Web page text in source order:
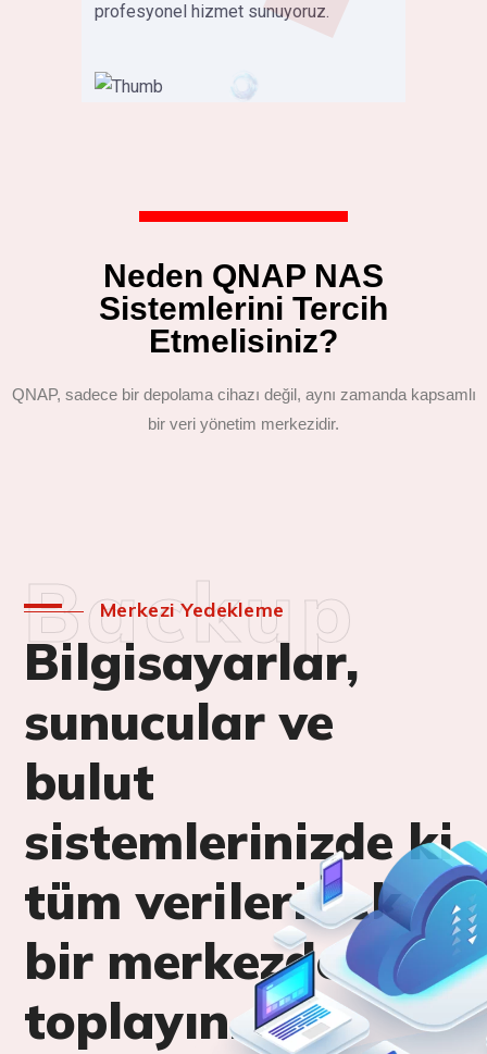
profesyonel hizmet sunuyoruz.
Neden QNAP NAS
Sistemlerini Tercih
Etmelisiniz?
QNAP, sadece bir depolama cihazı değil, aynı zamanda kapsamlı
bir veri yönetim merkezidir.
Merkezi Yedekleme
Bilgisayarlar,
sunucular ve
bulut
sistemlerinizde ki
tüm verileri tek
bir merkezde
toplayın.
Backup